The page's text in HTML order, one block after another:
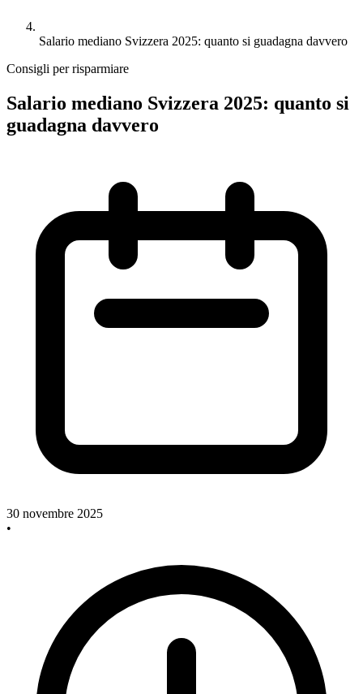
Salario mediano Svizzera 2025: quanto si guadagna davvero
Consigli per risparmiare
Salario mediano Svizzera 2025: quanto si
guadagna davvero
30 novembre 2025
•